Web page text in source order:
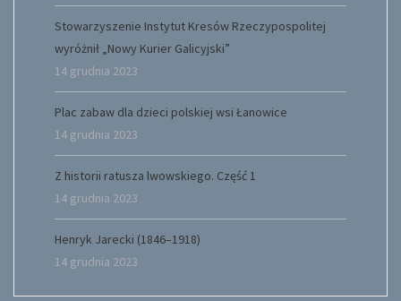
Stowarzyszenie Instytut Kresów Rzeczypospolitej
wyróżnił „Nowy Kurier Galicyjski”
14 grudnia 2023
Plac zabaw dla dzieci polskiej wsi Łanowice
14 grudnia 2023
Z historii ratusza lwowskiego. Część 1
14 grudnia 2023
Henryk Jarecki (1846–1918)
14 grudnia 2023